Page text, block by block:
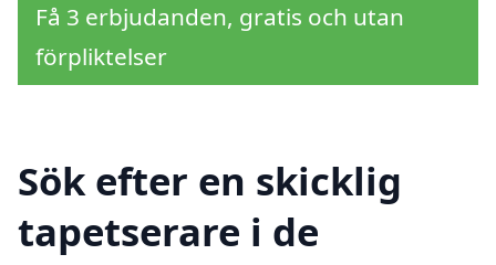
Få 3 erbjudanden, gratis och utan
förpliktelser
Sök efter en skicklig
tapetserare i de